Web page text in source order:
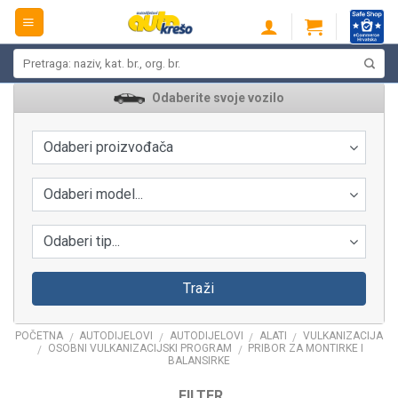
Skip
content
Odaberite svoje vozilo
Odaberi proizvođača
Odaberi model...
Odaberi tip...
Traži
POČETNA / AUTODIJELOVI / AUTODIJELOVI / ALATI / VULKANIZACIJA
/ OSOBNI VULKANIZACIJSKI PROGRAM /
PRIBOR ZA MONTIRKE I
BALANSIRKE